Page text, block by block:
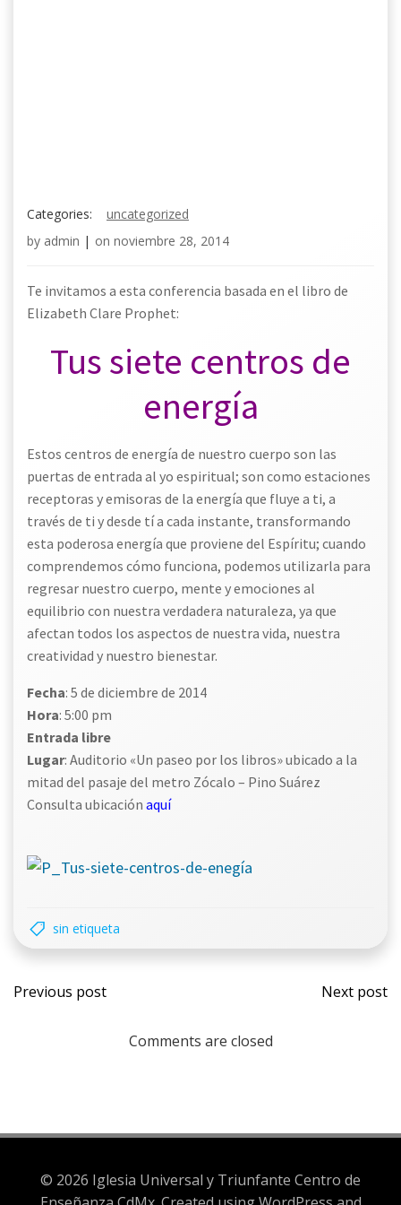
Categories:
uncategorized
by admin | on noviembre 28, 2014
Te invitamos a esta conferencia basada en el libro de
Elizabeth Clare Prophet:
Tus siete centros de
energía
Estos centros de energía de nuestro cuerpo son las
puertas de entrada al yo espiritual; son como estaciones
receptoras y emisoras de la energía que fluye a ti, a
través de ti y desde tí a cada instante, transformando
esta poderosa energía que proviene del Espíritu; cuando
comprendemos cómo funciona, podemos utilizarla para
regresar nuestro cuerpo, mente y emociones al
equilibrio con nuestra verdadera naturaleza, ya que
afectan todos los aspectos de nuestra vida, nuestra
creatividad y nuestro bienestar.
Fecha: 5 de diciembre de 2014
Hora: 5:00 pm
Entrada libre
Lugar: Auditorio «Un paseo por los libros» ubicado a la
mitad del pasaje del metro Zócalo – Pino Suárez
Consulta ubicación aquí
sin etiqueta
Previous post Next post
Comments are closed
© 2026 Iglesia Universal y Triunfante Centro de